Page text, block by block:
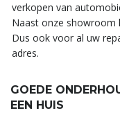
verkopen van
Naast onze showroom
Dus ook voor al uw
adres.
GOEDE
EEN HUIS